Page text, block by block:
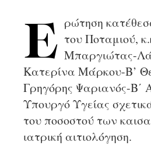
E ρώτηση
του Ποταμιού,
Μπαργιώτας-
Κατερίνα Μάρκου-Β’
Γρηγόρης Ψαριανός-Β΄
Υπουργό Υγείας
του ποσοστού των
ιατρική αιτιολόγηση.